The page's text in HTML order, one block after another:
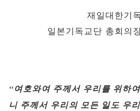
재일대한기
일본기독교단 총회의
“여호와여 주께서 우리를 위하
니 주께서 우리의 모든 일도 우